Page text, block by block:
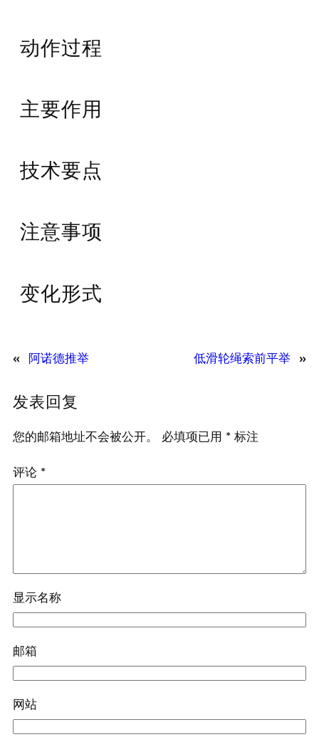
动作过程
主要作用
技术要点
注意事项
变化形式
« 阿诺德推举 低滑轮绳索前平举 »
发表回复
您的邮箱地址不会被公开。 必填项已用 * 标注
评论 *
显示名称
邮箱
网站